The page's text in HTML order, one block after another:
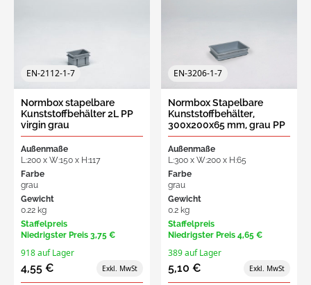
EN-2112-1-7
Normbox stapelbare
Kunststoffbehälter 2L PP
virgin grau
Außenmaße
L:200 x W:150 x H:117
Farbe
grau
Gewicht
0.22 kg
Staffelpreis
Niedrigster Preis 3,75 €
918 auf Lager
4,55 €
EN-3206-1-7
Normbox Stapelbare
Kunststoffbehälter,
300x200x65 mm, grau PP
Virgin
Außenmaße
L:300 x W:200 x H:65
Farbe
grau
Gewicht
0.2 kg
Staffelpreis
Niedrigster Preis 4,65 €
389 auf Lager
5,10 €